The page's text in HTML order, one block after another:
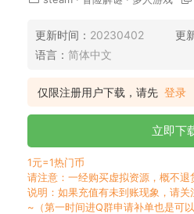
更新时间： 20230402 更
语言： 简体中文
仅限注册用户下载，请先 登录
立即下
1元=1热门币
请注意：一经购买虚拟资源，概不退
说明：如果充值有未到账现象，请
~（第一时间进Q群申请补单也是可以